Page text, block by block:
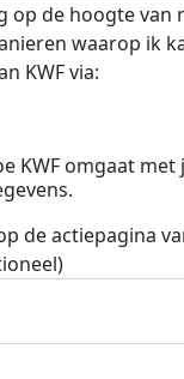
op de hoogte van
waarop ik
KWF via:
KWF omgaat met
de actiepagina